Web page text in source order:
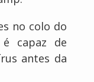
no colo do
capaz de
antes da